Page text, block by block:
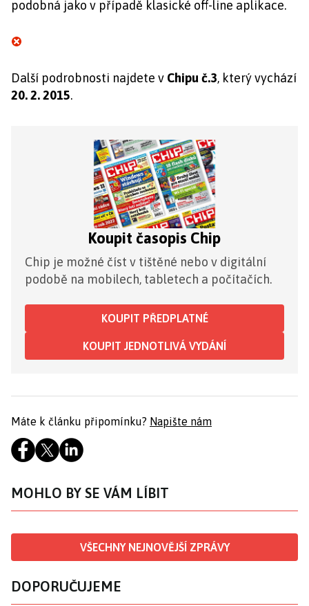
podobná jako v případě klasické off-line aplikace.
Další podrobnosti najdete v Chipu č.3, který vychází
20. 2. 2015.
Koupit časopis Chip
Chip je možné číst v tištěné nebo v digitální
podobě na mobilech, tabletech a počítačích.
KOUPIT PŘEDPLATNÉ
KOUPIT JEDNOTLIVÁ VYDÁNÍ
Máte k článku připomínku? Napište nám
MOHLO BY SE VÁM LÍBIT
VŠECHNY NEJNOVĚJŠÍ ZPRÁVY
DOPORUČUJEME